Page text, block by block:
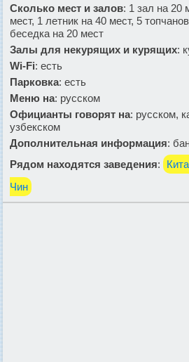
Сколько мест и залов: 1 зал на 20
мест, 1 летник на 40 мест, 5
беседка на 20 мест
Залы для некурящих и курящих:
Wi-Fi: есть
Парковка: есть
Меню на: русском
Официанты говорят на: русском,
узбекском
Дополнительная информация:
Рядом находятся заведения:
Чин